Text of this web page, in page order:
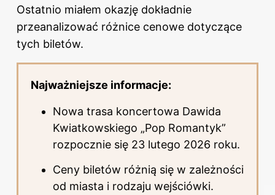
Ostatnio miałem okazję dokładnie
przeanalizować różnice cenowe dotyczące
tych biletów.
Najważniejsze informacje:
Nowa trasa koncertowa Dawida
Kwiatkowskiego „Pop Romantyk”
rozpocznie się 23 lutego 2026 roku.
Ceny biletów różnią się w zależności
od miasta i rodzaju wejściówki.